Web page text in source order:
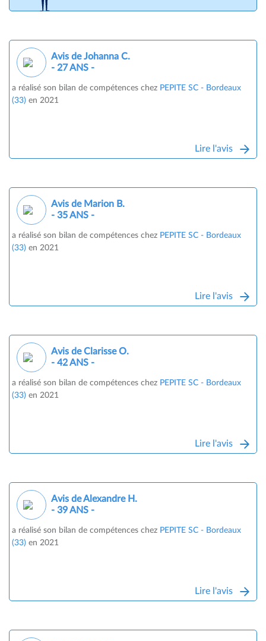
Avis de Johanna C.
- 27 ANS -
a réalisé son bilan de compétences chez PEPITE SC - Bordeaux
(33) en 2021
Lire l'avis
Avis de Marion B.
- 35 ANS -
a réalisé son bilan de compétences chez PEPITE SC - Bordeaux
(33) en 2021
Lire l'avis
Avis de Clarisse O.
- 42 ANS -
a réalisé son bilan de compétences chez PEPITE SC - Bordeaux
(33) en 2021
Lire l'avis
Avis de Alexandre H.
- 39 ANS -
a réalisé son bilan de compétences chez PEPITE SC - Bordeaux
(33) en 2021
Lire l'avis